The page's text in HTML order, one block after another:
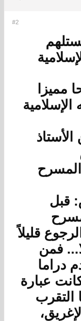
#2
مميزا
قبل
قليلاً
فمن
دراما
عبارة